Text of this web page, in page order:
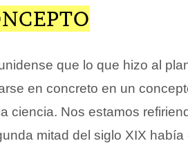
que lo que hizo al
en concreto en un
ciencia. Nos estamos
mitad del siglo XIX